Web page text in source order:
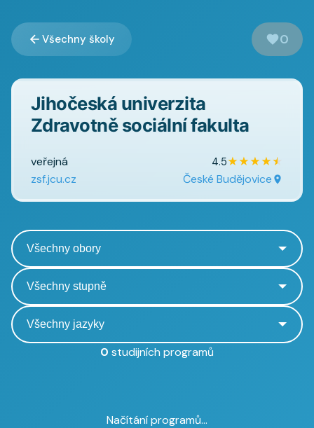
Všechny školy 0
Jihočeská univerzita
Zdravotně sociální fakulta
veřejná 4.5★★★★★
zsf.jcu.cz České Budějovice
0 studijních programů
Načítání programů...